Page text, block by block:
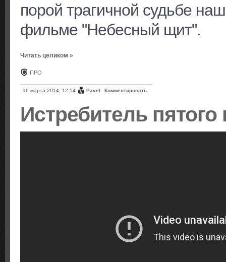
порой трагичной судьбе
фильме "Небесный щит".
Читать целиком »
ПРО
16 марта 2014, 12:54 Pavel Комментировать
Истребитель пятого